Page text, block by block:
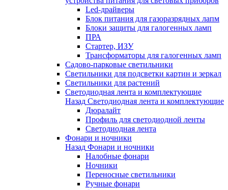
Led-драйверы
Блок питания для газоразрядных лапм
Блоки защиты для галогенных ламп
ПРА
Стартер, ИЗУ
Трансформаторы для галогенных ламп
Садово-парковые светильники
Светильники для подсветки картин и зеркал
Светильники для растений
Светодиодная лента и комплектующие
Назад Светодиодная лента и комплектующие
Дюралайт
Профиль для светодиодной ленты
Светодиодная лента
Фонари и ночники
Назад Фонари и ночники
Налобные фонари
Ночники
Переносные светильники
Ручные фонари